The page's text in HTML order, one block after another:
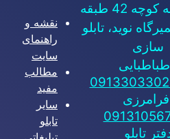
نرسیده به کوچه 42 طبقه
نوید، تابلو
سازی
طباطبایی
فرامرزی
تابلو
نقشه و
راهنمای
سایت
مطالب
مفید
سایر
تابلو